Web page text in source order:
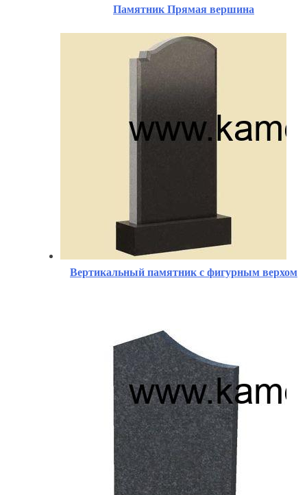
Памятник Прямая вершина
Вертикальный памятник с фигурным верхом